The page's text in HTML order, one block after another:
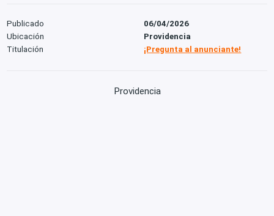
Publicado
06/04/2026
Ubicación
Providencia
Titulación
¡Pregunta al anunciante!
Providencia